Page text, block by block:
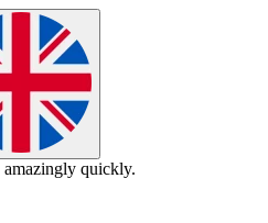
amazingly quickly.